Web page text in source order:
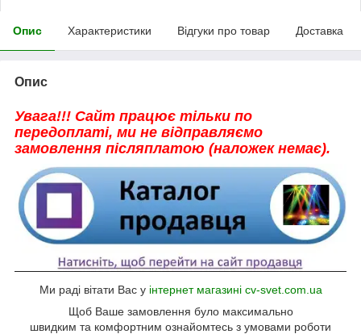
Опис Характеристики Відгуки про товар Доставка
Опис
Увага!!! Сайт працює тільки по
передоплаті, ми не відправляємо
замовлення післяплатою (наложек немає).
Ми раді вітати Вас у інтернет магазині cv-svet.com.ua
Щоб Ваше замовлення було максимально
швидким та комфортним ознайомтесь з умовами роботи